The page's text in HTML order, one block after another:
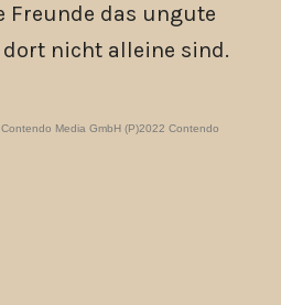
Freunde das ungute
dort nicht alleine sind.
Media GmbH (P)2022 Contendo